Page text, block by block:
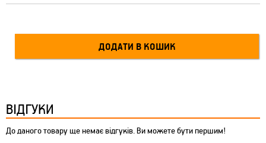
ВІДГУКИ
До даного товару ще немає відгуків. Ви можете бути першим!